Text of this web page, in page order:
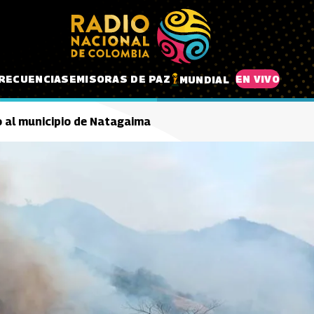
EMISORAS DE PAZ MUNDIAL EN VIVO
municipio de Natagaima